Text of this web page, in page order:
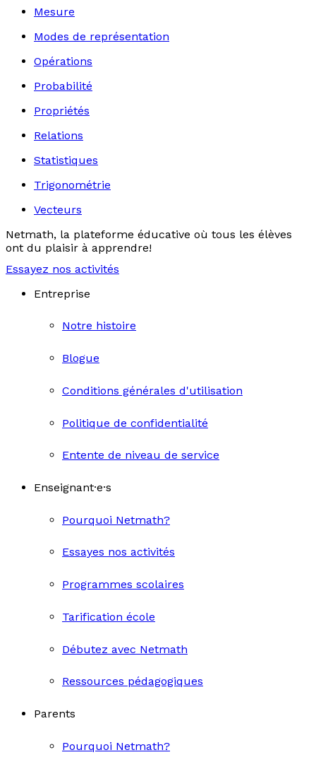
Mesure
Modes de représentation
Opérations
Probabilité
Propriétés
Relations
Statistiques
Trigonométrie
Vecteurs
Netmath, la plateforme éducative où tous les élèves
ont du plaisir à apprendre!
Essayez nos activités
Entreprise
Notre histoire
Blogue
Conditions générales d'utilisation
Politique de confidentialité
Entente de niveau de service
Enseignant·e·s
Pourquoi Netmath?
Essayes nos activités
Programmes scolaires
Tarification école
Débutez avec Netmath
Ressources pédagogiques
Parents
Pourquoi Netmath?